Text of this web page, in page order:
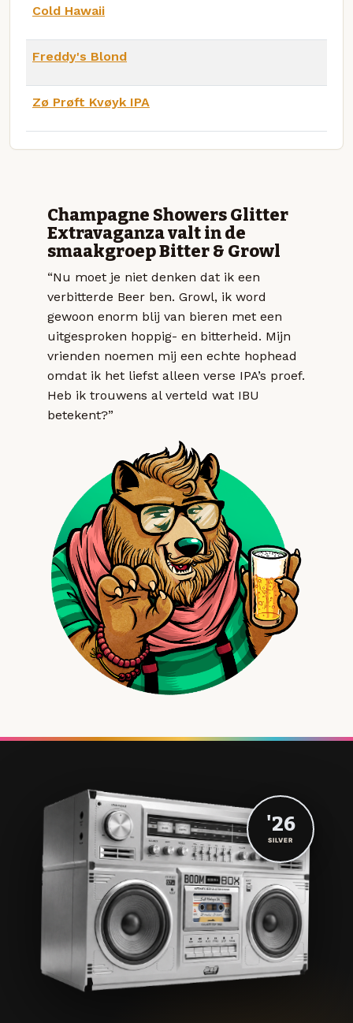
Cold Hawaii
Freddy's Blond
Zø Prøft Kvøyk IPA
Champagne Showers Glitter
Extravaganza valt in de
smaakgroep Bitter & Growl
“Nu moet je niet denken dat ik een
verbitterde Beer ben. Growl, ik word
gewoon enorm blij van bieren met een
uitgesproken hoppig- en bitterheid. Mijn
vrienden noemen mij een echte hophead
omdat ik het liefst alleen verse IPA’s proef.
Heb ik trouwens al verteld wat IBU
betekent?”
'26
SILVER